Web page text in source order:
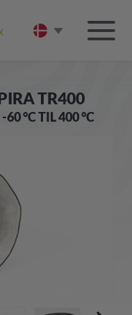
TR400
°C TIL 400 °C